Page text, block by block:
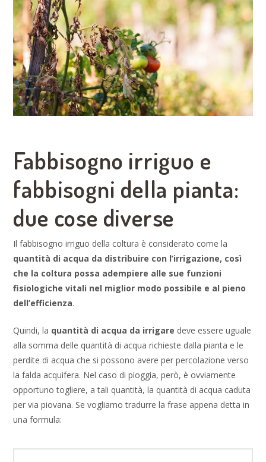
Fabbisogno irriguo e
fabbisogni della pianta:
due cose diverse
Il fabbisogno irriguo della coltura è considerato come la
quantità di acqua da distribuire con l’irrigazione, così
che la coltura possa adempiere alle sue funzioni
fisiologiche vitali nel miglior modo possibile e al pieno
dell’efficienza.
Quindi, la quantità di acqua da irrigare deve essere uguale
alla somma delle quantità di acqua richieste dalla pianta e le
perdite di acqua che si possono avere per percolazione verso
la falda acquifera. Nel caso di pioggia, però, è ovviamente
opportuno togliere, a tali quantità, la quantità di acqua caduta
per via piovana. Se vogliamo tradurre la frase appena detta in
una formula: